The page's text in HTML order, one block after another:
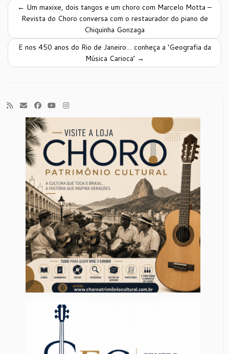
← Um maxixe, dois tangos e um choro com Marcelo Motta –
Revista do Choro conversa com o restaurador do piano de
Chiquinha Gonzaga
E nos 450 anos do Rio de Janeiro… conheça a ‘Geografia da
Música Carioca’ →